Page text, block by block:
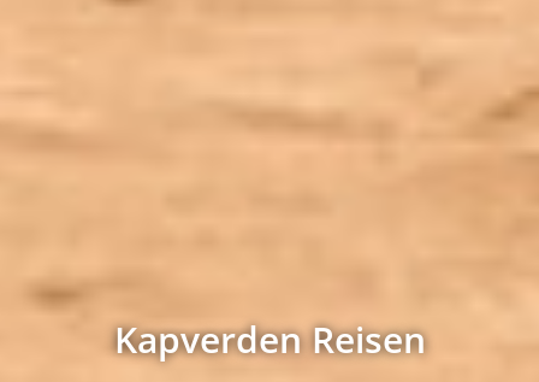
Kapverden Reisen